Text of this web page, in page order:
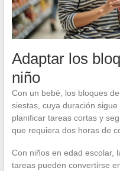
Adaptar los
niño
Con un bebé, los bloques
siestas, cuya duración
planificar tareas cortas y
que requiera dos horas de
Con niños en edad escolar,
tareas pueden convertirse